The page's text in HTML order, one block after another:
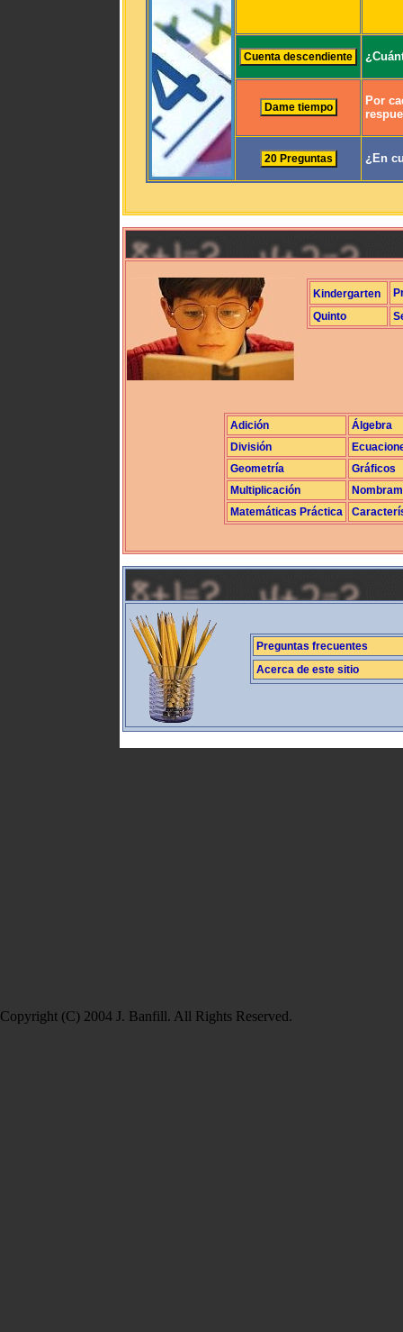
Por
¿En
Kindergarten
Quinto
Adición
Álgebra
División
Geometría
Gráficos
Multiplicación
Matemáticas Práctica
Preguntas frecuentes
Acerca de este sitio
Copyright (C) 2004 J. Banfill. All Rights Reserved.